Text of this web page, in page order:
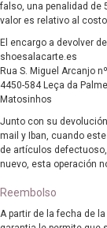
falso, una penalidad de
valor es relativo al
El encargo a devolver
shoesalacarte.es
Rua S. Miguel Arcanjo
4450-584 Leça da
Matosinhos
Junto con su
mail y Iban, cuando
de artículos
nuevo, esta operación
Reembolso
A partir de la fecha de